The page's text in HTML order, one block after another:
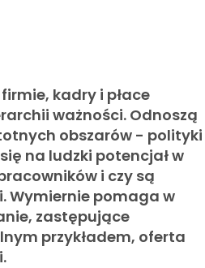
kadry i płace
ważności. Odnoszą
obszarów - polityki
na ludzki potencjał w
i czy są
Wymiernie pomaga w
zastępujące
przykładem, oferta